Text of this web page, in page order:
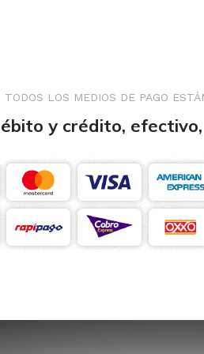
TODOS LOS MEDIOS DE PAGO
y crédito,